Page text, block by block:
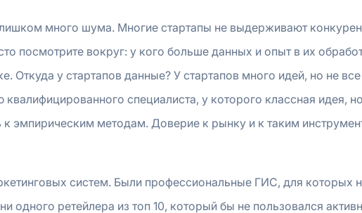
много шума. Многие стартапы не выдерживают
посмотрите вокруг: у кого больше данных и опыт в их
Откуда у стартапов данные? У стартапов много идей, но не
специалиста, у которого классная идея,
эмпирическим методам. Доверие к рынку и к таким
систем. Были профессиональные ГИС, для которых
одного ретейлера из топ 10, который бы не пользовался